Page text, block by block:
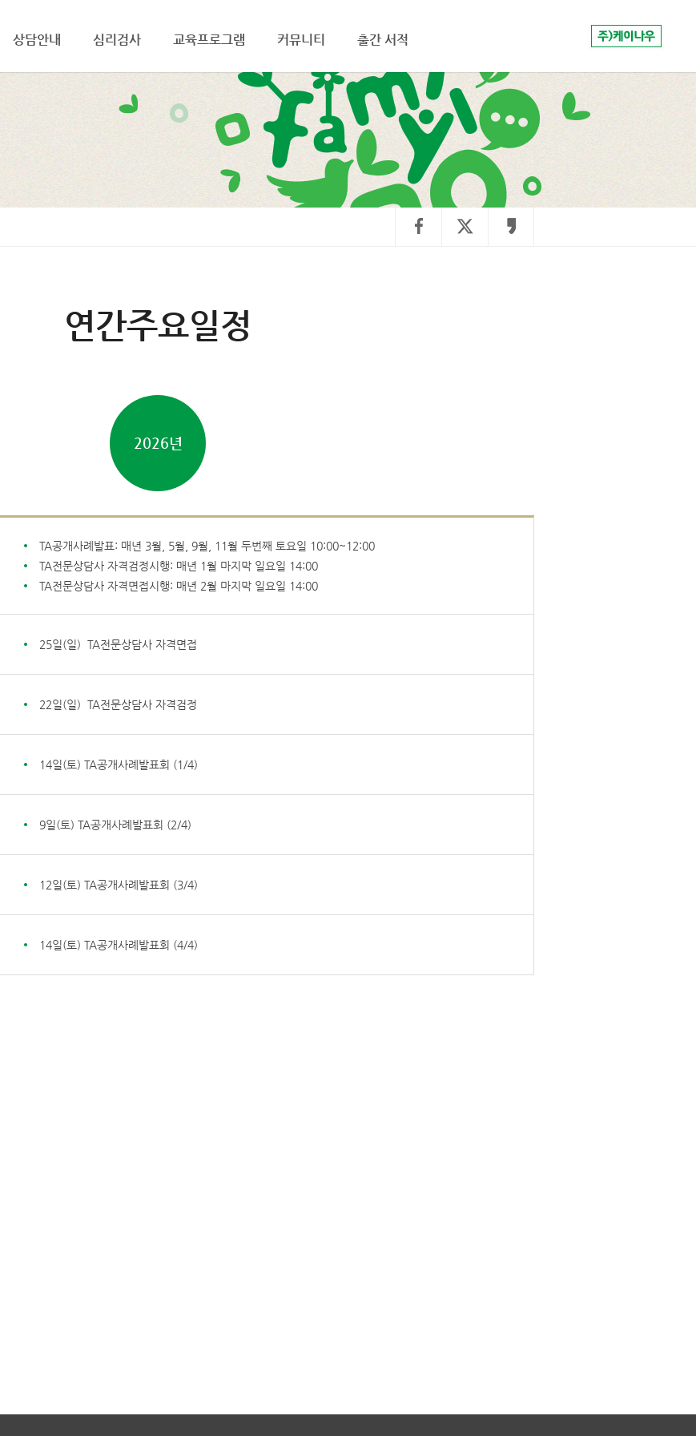
상담안내 심리검사 교육프로그램 커뮤니티 출간 서적
연간주요일정
2026년
TA공개사례발표: 매년 3월, 5월, 9월, 11월 두번째 토요일 10:00~12:00
TA전문상담사 자격검정시행: 매년 1월 마지막 일요일 14:00
TA전문상담사 자격면접시행: 매년 2월 마지막 일요일 14:00
25일(일) TA전문상담사 자격면접
22일(일) TA전문상담사 자격검정
14일(토) TA공개사례발표회 (1/4)
9일(토) TA공개사례발표회 (2/4)
12일(토) TA공개사례발표회 (3/4)
14일(토) TA공개사례발표회 (4/4)